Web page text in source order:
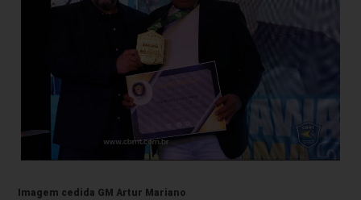
Imagem cedida GM Artur Mariano